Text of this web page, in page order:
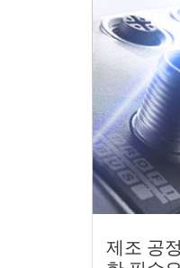
제조 공